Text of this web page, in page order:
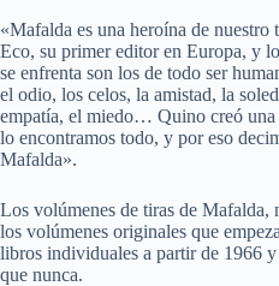
«Mafalda es una heroína de
Eco, su primer editor en Europa, y
se enfrenta son los de todo ser
el odio, los celos, la amistad, la
empatía, el miedo… Quino creó una
lo encontramos todo, y por eso
Mafalda».
Los volúmenes de tiras de Mafalda,
los volúmenes originales que
libros individuales a partir de 1966
que nunca.